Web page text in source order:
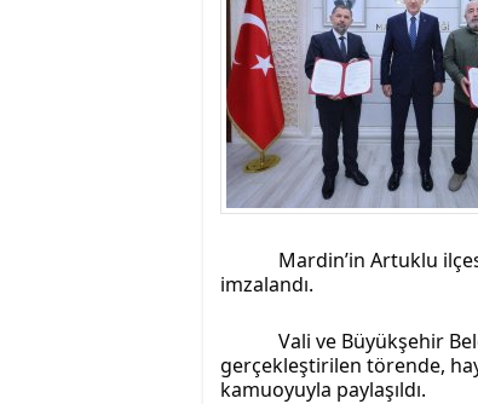
18:14-
13:14-
-
-
13:06 -
13:05 - Öter:
13:03-
Mardin’in Artuklu
imzalandı.
Vali ve Büyükşehir
gerçekleştirilen törende,
kamuoyuyla paylaşıldı.